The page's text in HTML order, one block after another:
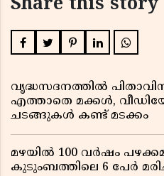
Share this story
വൃദ്ധസദനത്തിൽ
എത്താതെ മക്കൾ,
ചടങ്ങുകൾ കണ്ട് മടക്കം
മഴയിൽ 100 വർഷം
കുടുംബത്തിലെ 6 പേർ